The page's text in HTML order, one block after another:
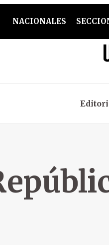
NACIONALES